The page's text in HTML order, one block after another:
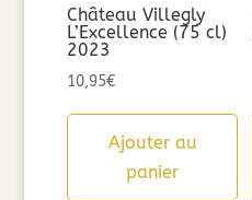
Château Villegly
L’Excellence (75 cl)
2023
10,95€
Ajouter au
panier